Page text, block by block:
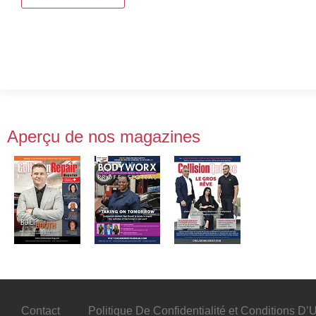
Aperçu de nos magazines
Contact Politique De Confidentialité et Conditions